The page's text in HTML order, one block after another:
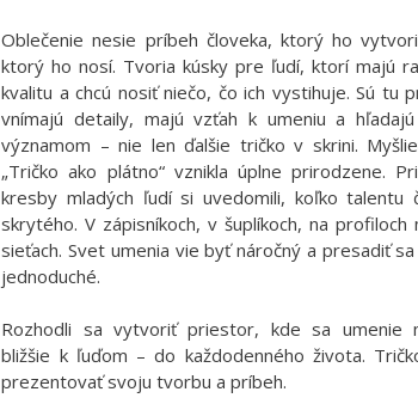
Oblečenie nesie príbeh človeka, ktorý ho
ktorý ho nosí. Tvoria kúsky pre ľudí, ktorí majú
kvalitu a chcú nosiť niečo, čo ich vystihuje. Sú tu
vnímajú detaily, majú vzťah k umeniu a
významom – nie len ďalšie tričko v skrini.
„Tričko ako plátno“ vznikla úplne prirodzene.
kresby mladých ľudí si uvedomili, koľko talentu
skrytého. V zápisníkoch, v šuplíkoch, na profiloch
sieťach. Svet umenia vie byť náročný a presadiť
jednoduché.
Rozhodli sa vytvoriť priestor, kde sa umenie
bližšie k ľuďom – do každodenného života.
prezentovať svoju tvorbu a príbeh.